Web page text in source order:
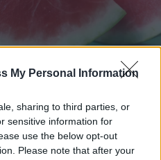
My Personal Information
sharing to third parties, or
sensitive information for
use the below opt-out
Please note that after your
ΠΟΤΕ μαχαίρι σε
αυτή την κίνηση